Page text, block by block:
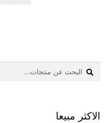
البحث
عن:
بحث
الاكثر مبيعا